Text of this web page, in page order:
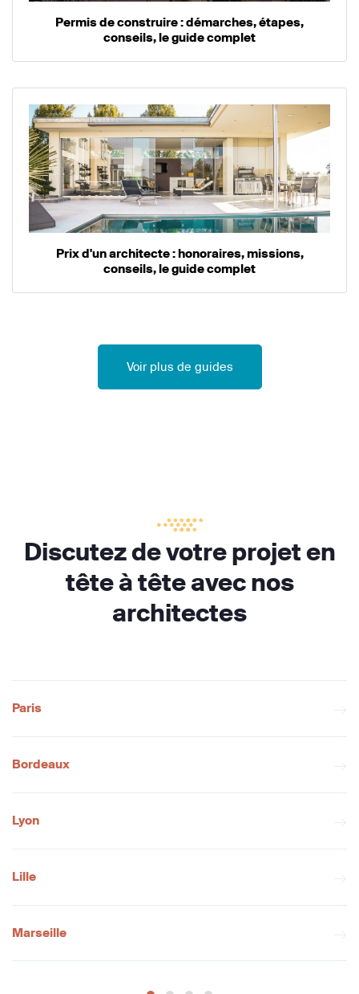
Permis de construire : démarches, étapes,
conseils, le guide complet
Prix d'un architecte : honoraires, missions,
conseils, le guide complet
Voir plus de guides
Discutez de votre projet en
tête à tête avec nos
architectes
Paris
Bordeaux
Lyon
Lille
Marseille